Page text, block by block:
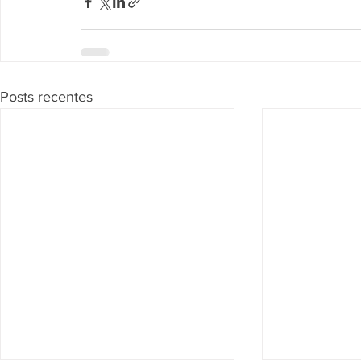
Posts recentes